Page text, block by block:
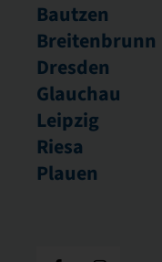
Bautzen
Breitenbrunn
Dresden
Glauchau
Leipzig
Riesa
Plauen